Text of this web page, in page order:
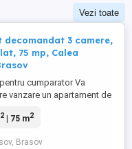
Vezi toate
decomandat 3 camere,
75 mp, Calea
cumparator Va
vanzare un apartament de
cu bun gust si intretinut
impecabila, astfel incat te
2| 75 m2
Brasov